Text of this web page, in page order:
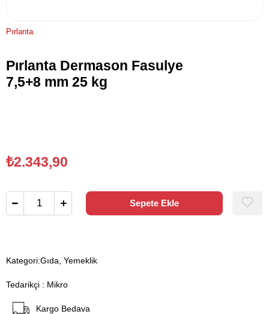
Pırlanta
Pırlanta Dermason Fasulye
7,5+8 mm 25 kg
₺2.343,90
Kategori:Gıda, Yemeklik
Tedarikçi : Mikro
Kargo Bedava